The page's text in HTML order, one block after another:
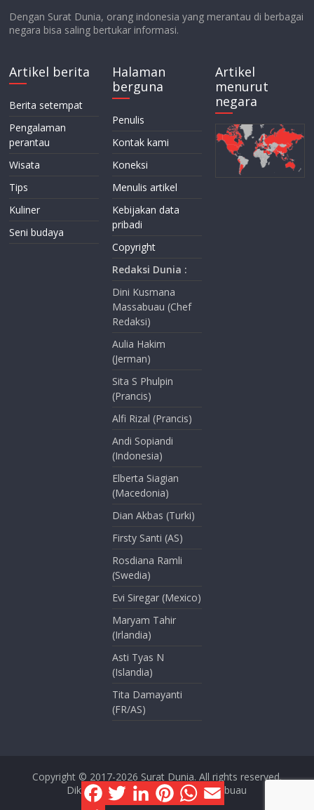
Dengan Surat Dunia, orang indonesia yang merantau di berbagai
negara bisa saling bertukar informasi.
Artikel berita
Berita setempat
Pengalaman
perantau
Wisata
Tips
Kuliner
Seni budaya
Halaman
berguna
Penulis
Kontak kami
Koneksi
Menulis artikel
Kebijakan data
pribadi
Copyright
Redaksi Dunia :
Dini Kusmana
Massabuau (Chef
Redaksi)
Aulia Hakim
(Jerman)
Sita S Phulpin
(Prancis)
Alfi Rizal (Prancis)
Andi Sopiandi
(Indonesia)
Elberta Siagian
(Macedonia)
Dian Akbas (Turki)
Firsty Santi (AS)
Rosdiana Ramli
(Swedia)
Evi Siregar (Mexico)
Maryam Tahir
(Irlandia)
Asti Tyas N
(Islandia)
Tita Damayanti
(FR/AS)
Artikel
menurut
negara
Copyright © 2017-2026 Surat Dunia. All rights reserved.
Dikelola oleh Dini Kusmana Massabuau
F
a
T
w
L P W
h
E
m